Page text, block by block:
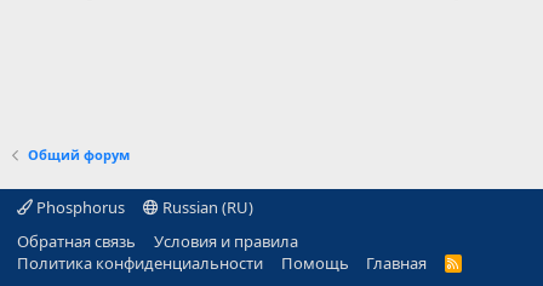
Общий форум
Phosphorus
Russian (RU)
Обратная связь
Условия и правила
Политика конфиденциальности
Помощь Главная
R